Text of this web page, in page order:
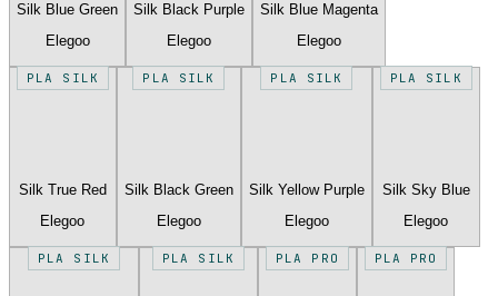
Silk Blue Green
Elegoo
Silk Black Purple
Elegoo
Silk Blue Magenta
Elegoo
PLA SILK
Silk True Red
Elegoo
PLA SILK
Silk Black Green
Elegoo
PLA SILK
Silk Yellow Purple
Elegoo
PLA SILK
Silk Sky Blue
Elegoo
PLA SILK PLA SILK PLA PRO PLA PRO